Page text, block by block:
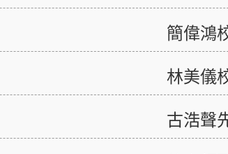
簡偉鴻
林美儀
古浩聲